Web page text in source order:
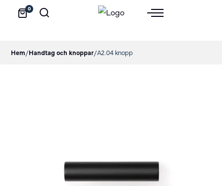
0
Hem/Handtag och knoppar/A2.04 knopp